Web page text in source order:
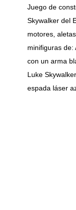
Juego de
Skywalker del
motores,
minifiguras de:
con un arma
Luke
espada láser